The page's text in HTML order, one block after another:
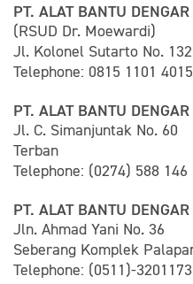
PT. ALAT BANTU
(RSUD Dr. Moewardi)
Jl. Kolonel Sutarto No. 132
Telephone: 0815 1101 4015
PT. ALAT BANTU
Jl. C. Simanjuntak No. 60
Terban
Telephone: (0274) 588 146
PT. ALAT BANTU
Jln. Ahmad Yani No. 36
Seberang Komplek
Telephone: (0511)-3201173